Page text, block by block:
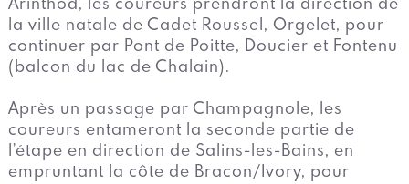
la ville natale de Cadet Roussel, Orgelet, pour
continuer par Pont de Poitte, Doucier et Fontenu
(balcon du lac de Chalain).
Après un passage par Champagnole, les
coureurs entameront la seconde partie de
l’étape en direction de Salins-les-Bains, en
empruntant la côte de Bracon/Ivory, pour